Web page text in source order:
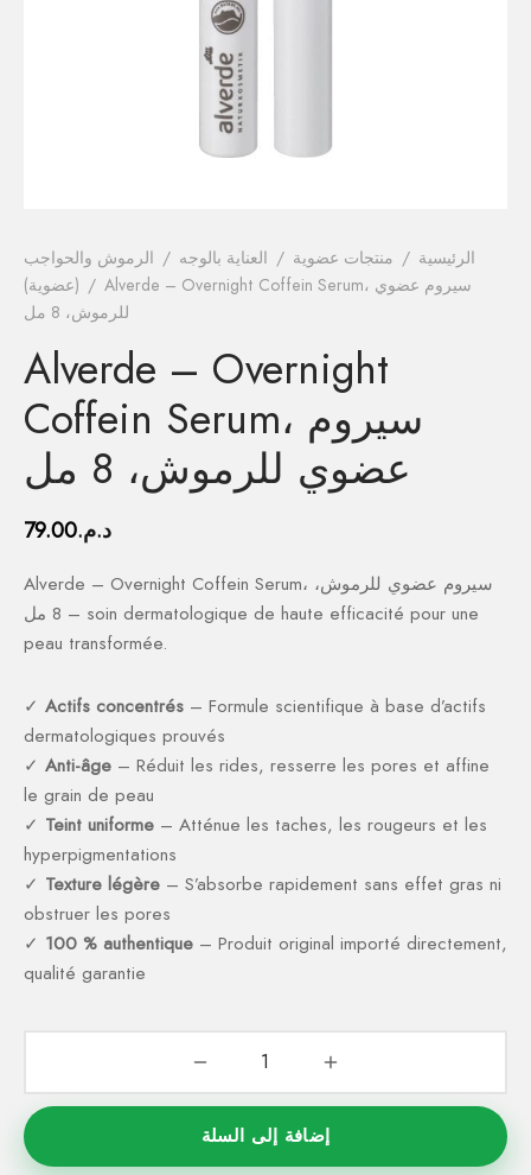
الرئيسية / منتجات عضوية / العناية بالوجه / الرموش والحواجب
(عضوية) / Alverde – Overnight Coffein Serum، سيروم عضوي
للرموش، 8 مل
Alverde – Overnight
Coffein Serum، سيروم
عضوي للرموش، 8 مل
د.م.79.00
Alverde – Overnight Coffein Serum، سيروم عضوي للرموش،
8 مل – soin dermatologique de haute efficacité pour une
peau transformée.
✓ Actifs concentrés – Formule scientifique à base d’actifs
dermatologiques prouvés
✓ Anti-âge – Réduit les rides, resserre les pores et affine
le grain de peau
✓ Teint uniforme – Atténue les taches, les rougeurs et les
hyperpigmentations
✓ Texture légère – S’absorbe rapidement sans effet gras ni
obstruer les pores
✓ 100 % authentique – Produit original importé directement,
qualité garantie
إضافة إلى السلة